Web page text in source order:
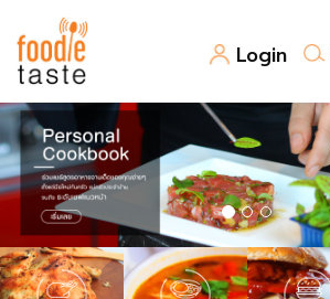
Login
สูตรอาหาร
สูตรอาหารล่าสุด
Top Foodie
พาไปชิม
สารพันก้นครัว